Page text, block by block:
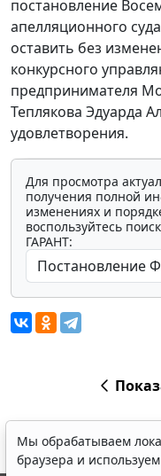
постановление
апелляционного
оставить без
конкурсного
предпринимателя
Теплякова Эдуарда
удовлетворения.
Для просмотра
получения полной
изменениях и
воспользуйтесь
ГАРАНТ:
Мы обрабатываем
браузера и